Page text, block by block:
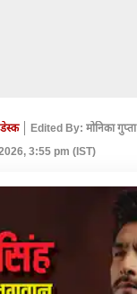
डेस्क
Edited By: मोनिका गुप्ता
3:55 pm (IST)